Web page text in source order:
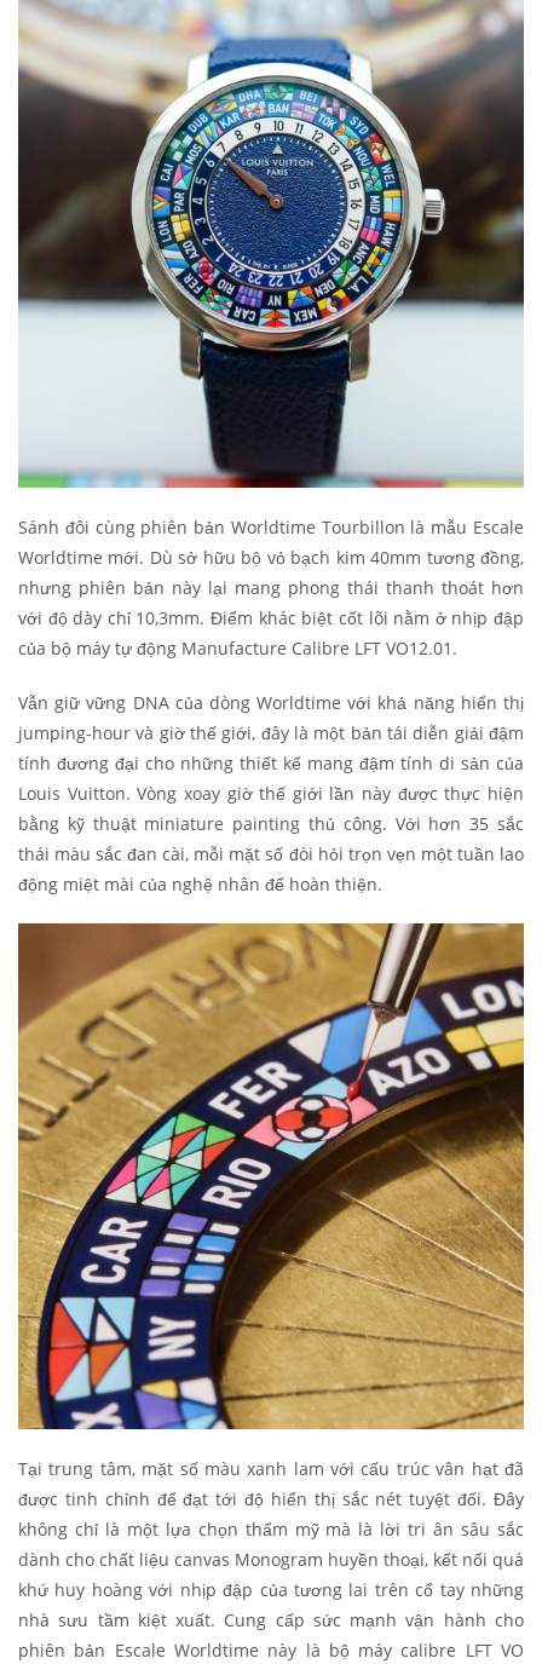
Sánh đôi cùng phiên bản Worldtime Tourbillon là mẫu Escale
Worldtime mới. Dù sở hữu bộ vỏ bạch kim 40mm tương đồng,
nhưng phiên bản này lại mang phong thái thanh thoát hơn
với độ dày chỉ 10,3mm. Điểm khác biệt cốt lõi nằm ở nhịp đập
của bộ máy tự động Manufacture Calibre LFT VO12.01.
Vẫn giữ vững DNA của dòng Worldtime với khả năng hiển thị
jumping-hour và giờ thế giới, đây là một bản tái diễn giải đậm
tính đương đại cho những thiết kế mang đậm tính di sản của
Louis Vuitton. Vòng xoay giờ thế giới lần này được thực hiện
bằng kỹ thuật miniature painting thủ công. Với hơn 35 sắc
thái màu sắc đan cài, mỗi mặt số đòi hỏi trọn vẹn một tuần lao
động miệt mài của nghệ nhân để hoàn thiện.
Tại trung tâm, mặt số màu xanh lam với cấu trúc vân hạt đã
được tinh chỉnh để đạt tới độ hiển thị sắc nét tuyệt đối. Đây
không chỉ là một lựa chọn thẩm mỹ mà là lời tri ân sâu sắc
dành cho chất liệu canvas Monogram huyền thoại, kết nối quá
khứ huy hoàng với nhịp đập của tương lai trên cổ tay những
nhà sưu tầm kiệt xuất. Cung cấp sức mạnh vận hành cho
phiên bản Escale Worldtime này là bộ máy calibre LFT VO